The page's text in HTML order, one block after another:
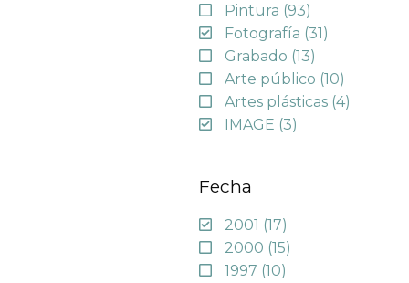
Pintura (93)
Fotografía (31)
Grabado (13)
Arte público (10)
Artes plásticas (4)
IMAGE (3)
Fecha
2001 (17)
2000 (15)
1997 (10)